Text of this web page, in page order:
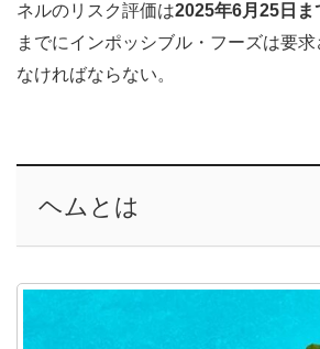
ネルのリスク評価は2025年6月25日ま
までにインポッシブル・フーズは要
なければならない。
ヘムとは